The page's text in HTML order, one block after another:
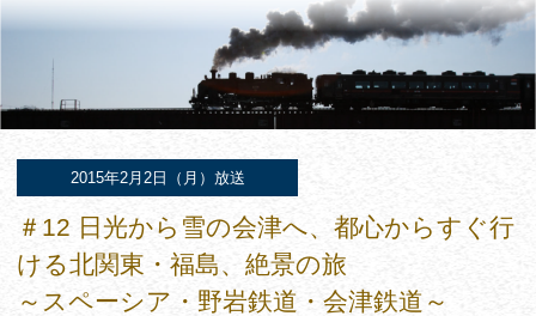
2015年2月2日（月）放送
＃12 日光から雪の会津へ、都心からすぐ行
ける北関東・福島、絶景の旅
～スペーシア・野岩鉄道・会津鉄道～